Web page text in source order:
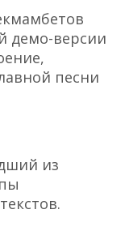
демо-версии
песни
из